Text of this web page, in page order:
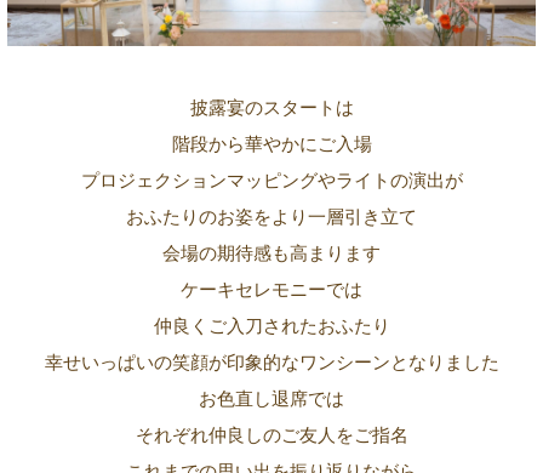
披露宴のスタートは
階段から華やかにご入場
プロジェクションマッピングやライトの演出が
おふたりのお姿をより一層引き立て
会場の期待感も高まります
ケーキセレモニーでは
仲良くご入刀されたおふたり
幸せいっぱいの笑顔が印象的なワンシーンとなりました
お色直し退席では
それぞれ仲良しのご友人をご指名